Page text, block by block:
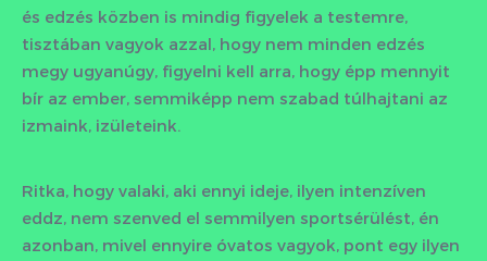
és edzés közben is mindig figyelek a testemre,
tisztában vagyok azzal, hogy nem minden edzés
megy ugyanúgy, figyelni kell arra, hogy épp mennyit
bír az ember, semmiképp nem szabad túlhajtani az
izmaink, izületeink.
Ritka, hogy valaki, aki ennyi ideje, ilyen intenzíven
eddz, nem szenved el semmilyen sportsérülést, én
azonban, mivel ennyire óvatos vagyok, pont egy ilyen